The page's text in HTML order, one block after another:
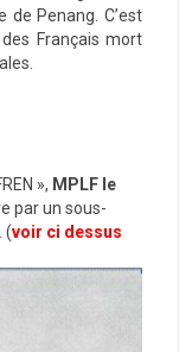
de Penang. C’est
Français mort
», MPLF le
par un sous-
(voir ci dessus